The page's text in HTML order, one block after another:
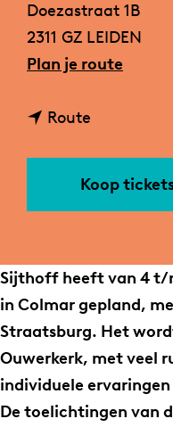
Doezastraat 1B
2311 GZ LEIDEN
Plan je routen
U
S
I
N
C
O
Route
R
S
U
S
I
N
Koop
Sijthoff heeft van 4 t/
in Colmar gepland,
Straatsburg. Het
Ouwerkerk, met veel
individuele
De toelichtingen van